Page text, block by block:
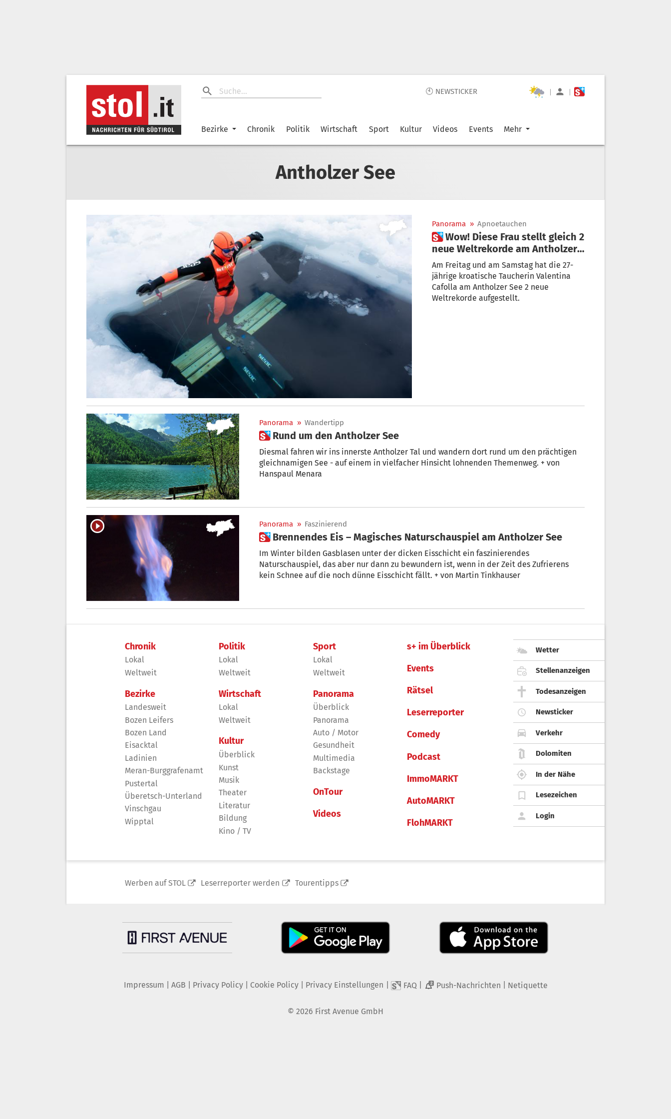
🕙 NEWSTICKER | |
Bezirke Chronik Politik Wirtschaft Sport Kultur Videos Events Mehr
Antholzer See
Panorama » Apnoetauchen
 Wow! Diese Frau stellt gleich 2
neue Weltrekorde am Antholzer
See auf
Am Freitag und am Samstag hat die 27-
jährige kroatische Taucherin Valentina
Cafolla am Antholzer See 2 neue
Weltrekorde aufgestellt.
Panorama » Wandertipp
 Rund um den Antholzer See
Diesmal fahren wir ins innerste Antholzer Tal und wandern dort rund um den prächtigen
gleichnamigen See - auf einem in vielfacher Hinsicht lohnenden Themenweg. + von
Hanspaul Menara
Panorama » Faszinierend
 Brennendes Eis – Magisches Naturschauspiel am Antholzer See
Im Winter bilden Gasblasen unter der dicken Eisschicht ein faszinierendes
Naturschauspiel, das aber nur dann zu bewundern ist, wenn in der Zeit des Zufrierens
kein Schnee auf die noch dünne Eisschicht fällt. + von Martin Tinkhauser
Chronik
Lokal
Weltweit
Bezirke
Landesweit
Bozen Leifers
Bozen Land
Eisacktal
Ladinien
Meran-Burggrafenamt
Pustertal
Überetsch-Unterland
Vinschgau
Wipptal
Politik
Lokal
Weltweit
Wirtschaft
Lokal
Weltweit
Kultur
Überblick
Kunst
Musik
Theater
Literatur
Bildung
Kino / TV
Sport
Lokal
Weltweit
Panorama
Überblick
Panorama
Auto / Motor
Gesundheit
Multimedia
Backstage
OnTour
Videos
s+ im Überblick
Events
Rätsel
Leserreporter
Comedy
Podcast
ImmoMARKT
AutoMARKT
FlohMARKT
Wetter
Stellenanzeigen
Todesanzeigen
Newsticker
Verkehr
Dolomiten
In der Nähe
Lesezeichen
Login
Werben auf STOL Leserreporter werden Tourentipps
Impressum AGB Privacy Policy| Cookie Policy| Privacy Einstellungen FAQ 2 Push-Nachrichten Netiquette
© 2026 First Avenue GmbH